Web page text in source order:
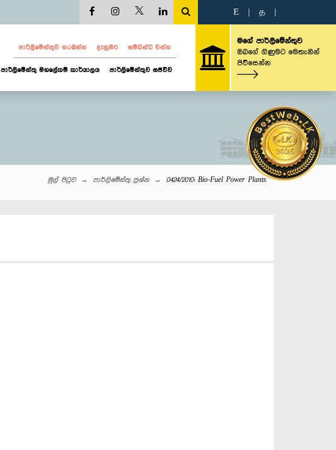
E த
පාර්ලි‌මේන්තුව නරඹන්න දැනුමට සම්බන්ධ වන්න
පාර්ලිමේන්තු මහලේකම් කාර්යාලය පාර්ලිමේන්තුව සජීවීව
මගේ පාර්ලිමේන්තුව
ඔබගේ ගිණුමට මෙතැනින්
පිවිසෙන්න
මුල් පිටුව පාර්ලි‌මේන්තු‌ ප්‍රශ්න 0424/2010: Bio-Fuel Power Plants